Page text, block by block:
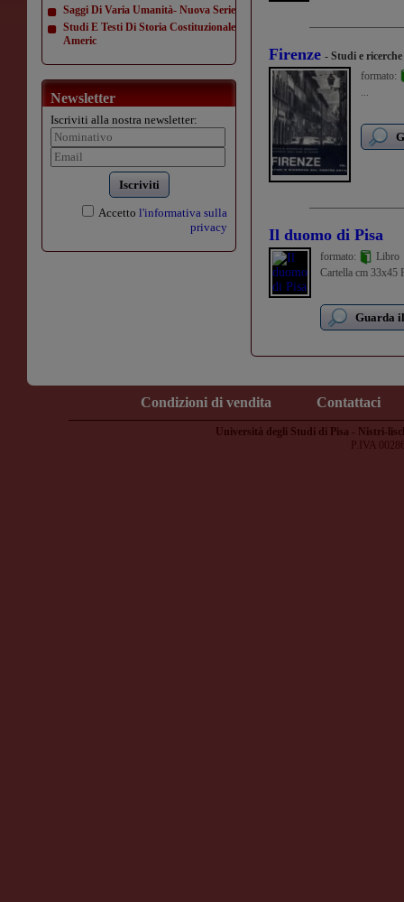
Saggi Di Varia Umanità- Nuova Serie
Studi E Testi Di Storia Costituzionale
Americ
Newsletter
Iscriviti alla nostra newsletter:
Iscriviti
Accetto l'informativa sulla
privacy
Firenze - Studi e
formato:
...
Il duomo di Pisa
formato:
Libro
Cartella cm 33x45
Guarda
Condizioni di vendita Contattaci
Università degli Studi di Pisa - Nistri-
P.IVA